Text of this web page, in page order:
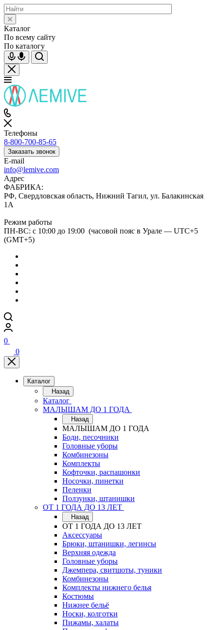
Каталог
По всему сайту
По каталогу
Телефоны
8-800-700-85-65
Заказать звонок
E-mail
info@lemive.com
Адрес
ФАБРИКА:
РФ, Свердловская область, Нижний Тагил, ул. Балакинская
1А
Режим работы
ПН-ВС: с 10:00 до 19:00 (часовой пояс в Урале — UTC+5
(GMT+5)
0
0
Каталог
Назад
Каталог
МАЛЫШАМ ДО 1 ГОДА
Назад
МАЛЫШАМ ДО 1 ГОДА
Боди, песочники
Головные уборы
Комбинезоны
Комплекты
Кофточки, распашонки
Носочки, пинетки
Пеленки
Ползунки, штанишки
ОТ 1 ГОДА ДО 13 ЛЕТ
Назад
ОТ 1 ГОДА ДО 13 ЛЕТ
Аксессуары
Брюки, штанишки, легинсы
Верхняя одежда
Головные уборы
Джемпера, свитшоты, туники
Комбинезоны
Комплекты нижнего белья
Костюмы
Нижнее бельё
Носки, колготки
Пижамы, халаты